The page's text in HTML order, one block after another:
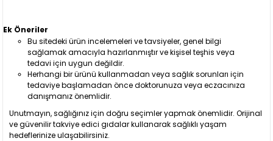
Ek Öneriler
Bu sitedeki ürün incelemeleri ve tavsiyeler, genel bilgi
sağlamak amacıyla hazırlanmıştır ve kişisel teşhis veya
tedavi için uygun değildir.
Herhangi bir ürünü kullanmadan veya sağlık sorunları için
tedaviye başlamadan önce doktorunuza veya eczacınıza
danışmanız önemlidir.
Unutmayın, sağlığınız için doğru seçimler yapmak önemlidir. Orijinal
ve güvenilir takviye edici gıdalar kullanarak sağlıklı yaşam
hedeflerinize ulaşabilirsiniz.